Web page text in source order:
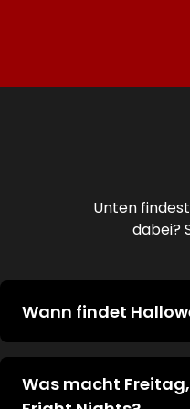
Unten
dabei?
Wann findet
Halloween Fright Nights
sowie am 1. und 2.
An diesen Tagen ist
Was macht